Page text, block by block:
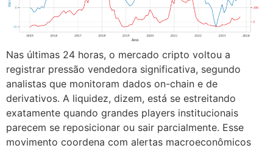
Nas últimas 24 horas, o mercado cripto voltou a
registrar pressão vendedora significativa, segundo
analistas que monitoram dados on-chain e de
derivativos. A liquidez, dizem, está se estreitando
exatamente quando grandes players institucionais
parecem se reposicionar ou sair parcialmente. Esse
movimento coordena com alertas macroeconômicos